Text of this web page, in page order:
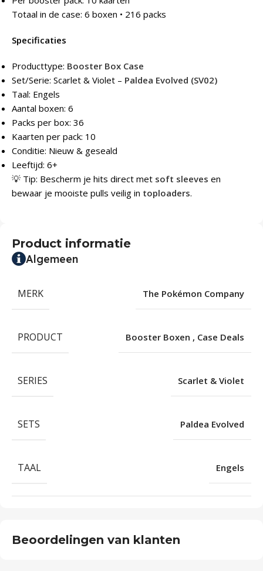
Totaal in de case: 6 boxen • 216 packs
Specificaties
Producttype: Booster Box Case
Set/Serie: Scarlet & Violet – Paldea Evolved (SV02)
Taal: Engels
Aantal boxen: 6
Packs per box: 36
Kaarten per pack: 10
Conditie: Nieuw & geseald
Leeftijd: 6+
💡 Tip: Bescherm je hits direct met soft sleeves en
bewaar je mooiste pulls veilig in toploaders.
Product informatie
Algemeen
MERK The Pokémon Company
PRODUCT Booster Boxen , Case Deals
SERIES Scarlet & Violet
SETS Paldea Evolved
TAAL Engels
Beoordelingen van klanten